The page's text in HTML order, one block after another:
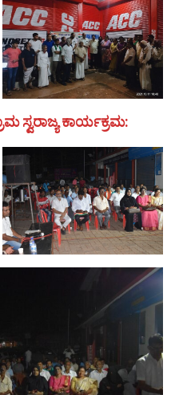
ಸ್ವರಾಜ್ಯ ಕಾರ್ಯಕ್ರಮ: